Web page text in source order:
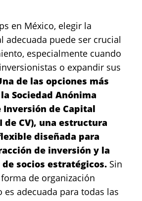
en México, elegir la
adecuada puede ser crucial
especialmente cuando
o expandir sus
de las opciones más
Sociedad Anónima
Inversión de Capital
de CV), una estructura
diseñada para
de inversión y la
socios estratégicos. Sin
de organización
es adecuada para todas las